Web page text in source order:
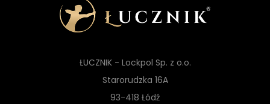
ŁUCZNIK - Lockpol Sp. z o.o.
Starorudzka 16A
93-418 Łódź